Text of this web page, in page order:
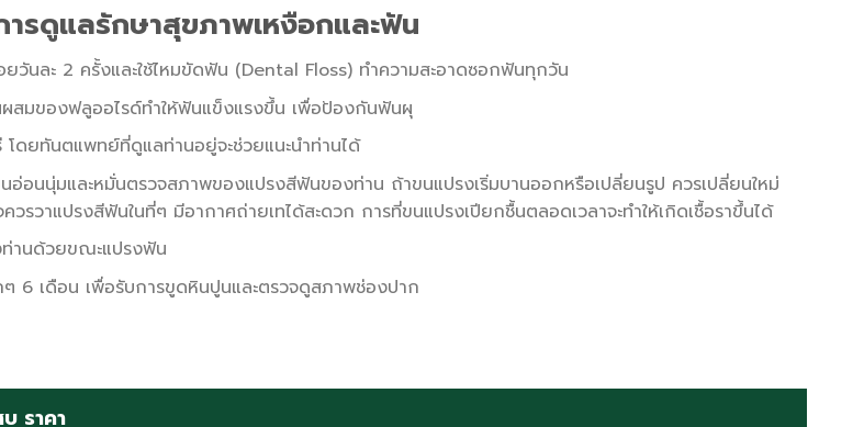
ารดูแลรักษาสุขภาพเหงือกและฟัน
วันละ 2 ครั้งและใช้ไหมขัดฟัน (Dental Floss) ทำความสะอาดซอกฟันทุกวัน
สมของฟลูออไรด์ทำให้ฟันแข็งแรงขึ้น เพื่อป้องกันฟันผุ
โดยทันตแพทย์ที่ดูแลท่านอยู่จะช่วยแนะนำท่านได้
อ่อนนุ่มและหมั่นตรวจสภาพของแปรงสีฟันของท่าน ถ้าขนแปรงเริ่มบานออกหรือเปลี่ยนรูป ควรเปลี่ยนใหม่
วรวาแปรงสีฟันในที่ๆ มีอากาศถ่ายเทได้สะดวก การที่ขนแปรงเปียกชื้นตลอดเวลาจะทำให้เกิดเชื้อราขึ้นได้
านด้วยขณะแปรงฟัน
6 เดือน เพื่อรับการขูดหินปูนและตรวจดูสภาพช่องปาก
ราคา